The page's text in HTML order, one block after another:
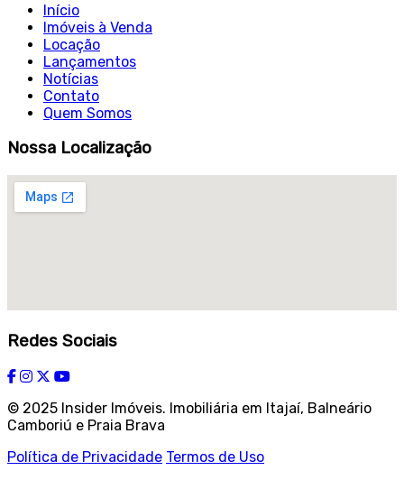
Início
Imóveis à Venda
Locação
Lançamentos
Notícias
Contato
Quem Somos
Nossa Localização
Redes Sociais
© 2025 Insider Imóveis. Imobiliária em Itajaí, Balneário
Camboriú e Praia Brava
Política de Privacidade Termos de Uso